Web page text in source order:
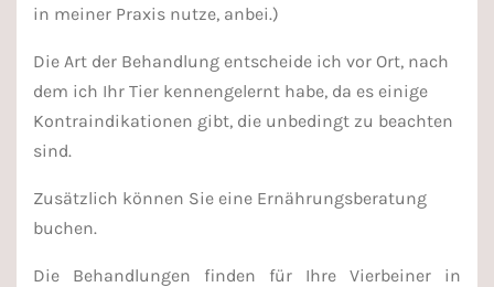
in meiner Praxis nutze, anbei.)
Die Art der Behandlung entscheide ich vor Ort, nach
dem ich Ihr Tier kennengelernt habe, da es einige
Kontraindikationen gibt, die unbedingt zu beachten
sind.
Zusätzlich können Sie eine Ernährungsberatung
buchen.
Die Behandlungen finden für Ihre Vierbeiner in